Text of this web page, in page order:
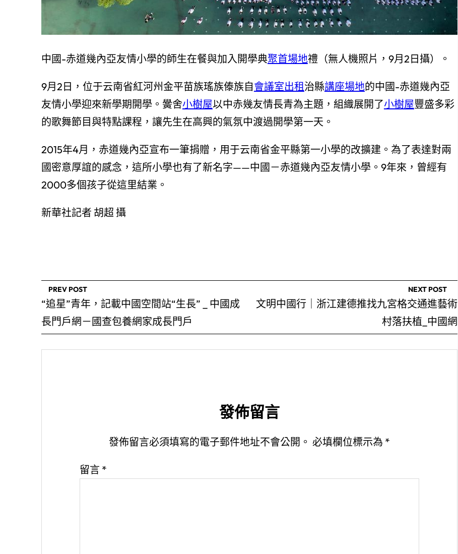
中國-赤道幾內亞友情小學的師生在餐與加入開學典聚首場地禮（無人機照片，9月2日攝）。
9月2日，位于云南省紅河州金平苗族瑤族傣族自會議室出租治縣講座場地的中國-赤道幾內亞
友情小學迎來新學期開學。黌舍小樹屋以中赤幾友情長青為主題，組織展開了小樹屋豐盛多彩
的歌舞節目與特點課程，讓先生在高興的氣氛中渡過開學第一天。
2015年4月，赤道幾內亞宣布一筆捐贈，用于云南省金平縣第一小學的改擴建。為了表達對兩
國密意厚誼的感念，這所小學也有了新名字——中國－赤道幾內亞友情小學。9年來，曾經有
2000多個孩子從這里結業。
新華社記者 胡超 攝
PREV POST
“追星”青年，記載中國空間站“生長” _ 中國成
長門戶網－國查包養網家成長門戶
NEXT POST
文明中國行｜浙江建德推找九宮格交通進藝術
村落扶植_中國網
發佈留言
發佈留言必須填寫的電子郵件地址不會公開。 必填欄位標示為 *
留言 *